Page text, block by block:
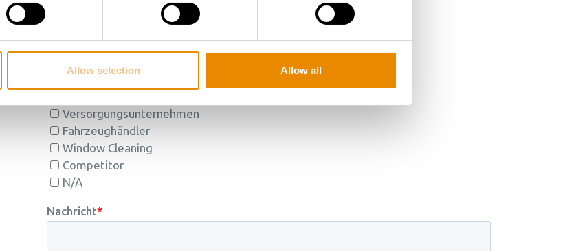
Allow selection Allow all